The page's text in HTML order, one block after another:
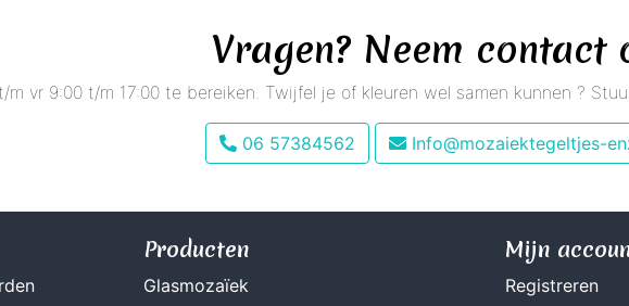
Vragen? Neem contact
m vr 9:00 t/m 17:00 te bereiken. Twijfel je of kleuren wel samen kunnen ?
06 57384562 Info@mozaiektegeltjes-
Producten
Glasmozaïek
Mijn
Registreren